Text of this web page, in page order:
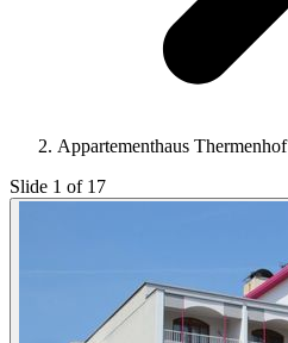
Appartementhaus Thermenhof
Slide 1 of 17